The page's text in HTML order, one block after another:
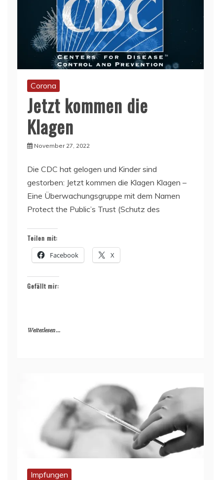
Corona
Jetzt kommen die
Klagen
November 27, 2022
Die CDC hat gelogen und Kinder sind
gestorben: Jetzt kommen die Klagen Klagen –
Eine Überwachungsgruppe mit dem Namen
Protect the Public’s Trust (Schutz des
Teilen mit:
Facebook X
Gefällt mir:
Weiterlesen ...
Impfungen